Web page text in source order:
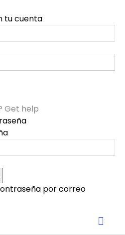
tu cuenta
Get help
por correo